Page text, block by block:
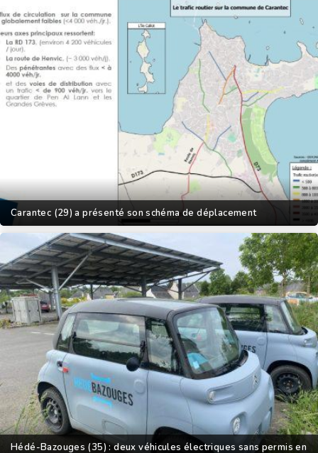
Carantec (29) a présenté son schéma de déplacement
Hédé-Bazouges (35) : deux véhicules électriques sans permis en